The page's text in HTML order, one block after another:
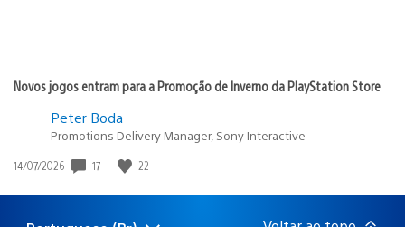
Novos jogos entram para a Promoção de Inverno da PlayStation Store
Peter Boda
Promotions Delivery Manager, Sony Interactive
Data
publicação:
14/07/2026 17 22